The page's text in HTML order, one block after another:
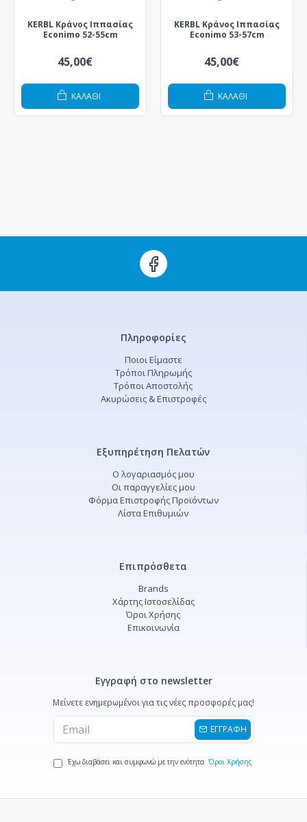
KERBL Κράνος Ιππασίας
Econimo 52-55cm
45,00€
ΚΑΛΆΘΙ
KERBL Κράνος Ιππασίας
Econimo 53-57cm
45,00€
ΚΑΛΆΘΙ
Πληροφορίες
Ποιοι Είμαστε
Τρόποι Πληρωμής
Τρόποι Αποστολής
Ακυρώσεις & Επιστροφές
Εξυπηρέτηση Πελατών
Ο λογαριασμός μου
Οι παραγγελίες μου
Φόρμα Επιστροφής Προϊόντων
Λίστα Επιθυμιών
Επιπρόσθετα
Brands
Χάρτης Ιστοσελίδας
Όροι Χρήσης
Επικοινωνία
Εγγραφή στο newsletter
Μείνετε ενημερωμένοι για τις νέες προσφορές μας!
ΕΓΓΡΑΦΗ
Έχω διαβάσει και συμφωνώ με την ενότητα Όροι Χρήσης